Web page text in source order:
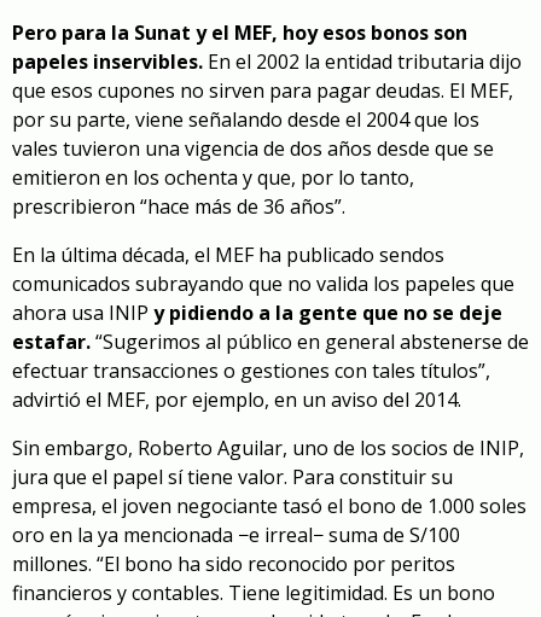
Pero para la Sunat y el MEF, hoy esos bonos son
papeles inservibles. En el 2002 la entidad tributaria dijo
que esos cupones no sirven para pagar deudas. El MEF,
por su parte, viene señalando desde el 2004 que los
vales tuvieron una vigencia de dos años desde que se
emitieron en los ochenta y que, por lo tanto,
prescribieron “hace más de 36 años”.
En la última década, el MEF ha publicado sendos
comunicados subrayando que no valida los papeles que
ahora usa INIP y pidiendo a la gente que no se deje
estafar.“Sugerimos al público en general abstenerse de
efectuar transacciones o gestiones con tales títulos”,
advirtió el MEF, por ejemplo, en un aviso del 2014.
Sin embargo, Roberto Aguilar, uno de los socios de INIP,
jura que el papel sí tiene valor. Para constituir su
empresa, el joven negociante tasó el bono de 1.000 soles
oro en la ya mencionada −e irreal− suma de S/100
millones. “El bono ha sido reconocido por peritos
financieros y contables. Tiene legitimidad. Es un bono